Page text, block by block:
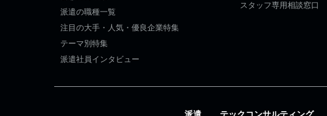
派遣の職種一覧
注目の大手・人気・優良企業特集
テーマ別特集
派遣社員インタビュー
スタッフ専用相談窓口